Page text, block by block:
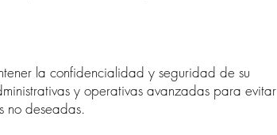
la confidencialidad y seguridad de su
y operativas avanzadas para evitar
no deseadas.